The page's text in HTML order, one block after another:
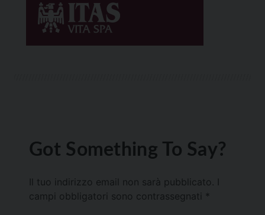
Got Something To Say?
Il tuo indirizzo email non sarà pubblicato.
campi obbligatori sono contrassegnati *